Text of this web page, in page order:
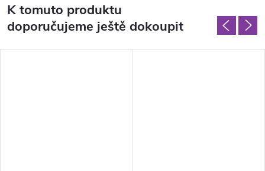
K tomuto produktu
doporučujeme ještě dokoupit